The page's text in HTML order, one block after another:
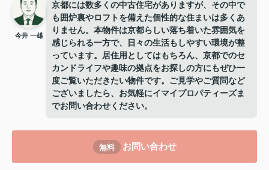
今井 一雄
京都には数多くの中古住宅がありますが、その中で
も囲炉裏やロフトを備えた個性的な住まいは多くあ
りません。本物件は京都らしい落ち着いた雰囲気を
感じられる一方で、日々の生活もしやすい環境が整
っています。居住用としてはもちろん、京都でのセ
カンドライフや趣味の拠点をお探しの方にもぜひ一
度ご覧いただきたい物件です。ご見学やご質問など
ございましたら、お気軽にイマイプロパティーズま
でお問い合わせください。
無料 お問い合わせ